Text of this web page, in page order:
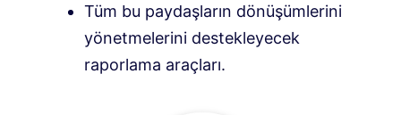
Tüm bu paydaşların dönüşümlerini
yönetmelerini destekleyecek
raporlama araçları.